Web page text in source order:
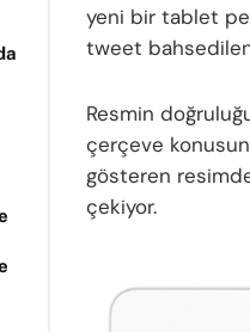
yeni bir tablet
tweet
Resmin
çerçeve
gösteren
çekiyor.